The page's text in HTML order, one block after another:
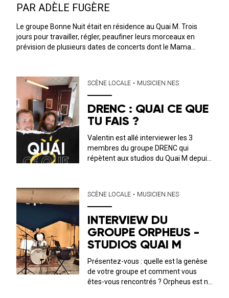
PAR ADÈLE FUGÈRE
Le groupe Bonne Nuit était en résidence au Quai M. Trois
jours pour travailler, régler, peaufiner leurs morceaux en
prévision de plusieurs dates de concerts dont le Mama
SCÈNE LOCALE • MUSICIEN.NES
DRENC : QUAI CE QUE
TU FAIS ?
Valentin est allé interviewer les 3
membres du groupe DRENC qui
répètent aux studios du Quai M depuis
tourné une live session récemment
aux Baigneurs de Saint-Gilles-Croix-
de-Vie...
SCÈNE LOCALE • MUSICIEN.NES
INTERVIEW DU
GROUPE ORPHEUS -
STUDIOS QUAI M
Présentez-vous : quelle est la genèse
de votre groupe et comment vous
êtes-vous rencontrés ? Orpheus est né